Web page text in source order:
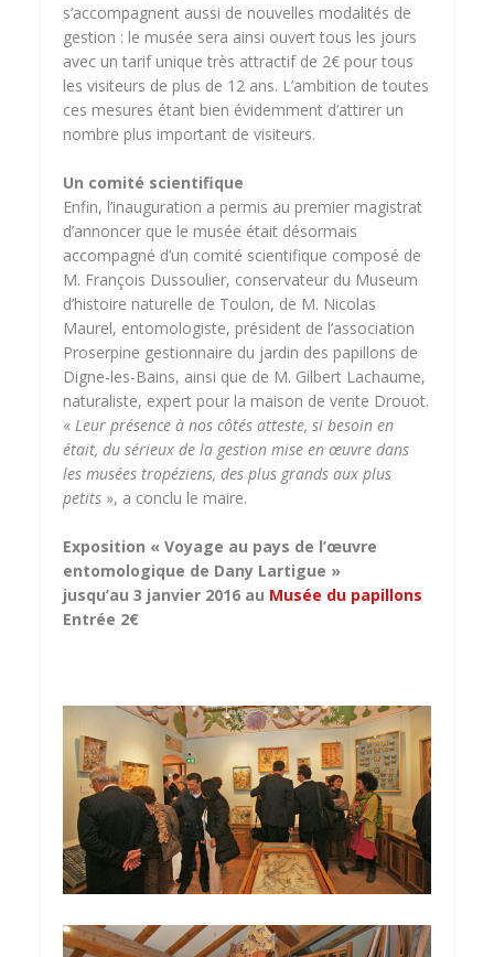
s’accompagnent aussi de nouvelles modalités de
gestion : le musée sera ainsi ouvert tous les jours
avec un tarif unique très attractif de 2€ pour tous
les visiteurs de plus de 12 ans. L’ambition de toutes
ces mesures étant bien évidemment d’attirer un
nombre plus important de visiteurs.
Un comité scientifique
Enfin, l’inauguration a permis au premier magistrat
d’annoncer que le musée était désormais
accompagné d’un comité scientifique composé de
M. François Dussoulier, conservateur du Museum
d’histoire naturelle de Toulon, de M. Nicolas
Maurel, entomologiste, président de l’association
Proserpine gestionnaire du jardin des papillons de
Digne-les-Bains, ainsi que de M. Gilbert Lachaume,
naturaliste, expert pour la maison de vente Drouot.
«Leur présence à nos côtés atteste, si besoin en
était, du sérieux de la gestion mise en œuvre dans
les musées tropéziens, des plus grands aux plus
petits », a conclu le maire.
Exposition « Voyage au pays de l’œuvre
entomologique de Dany Lartigue »
jusqu’au 3 janvier 2016 au Musée du papillons
Entrée 2€